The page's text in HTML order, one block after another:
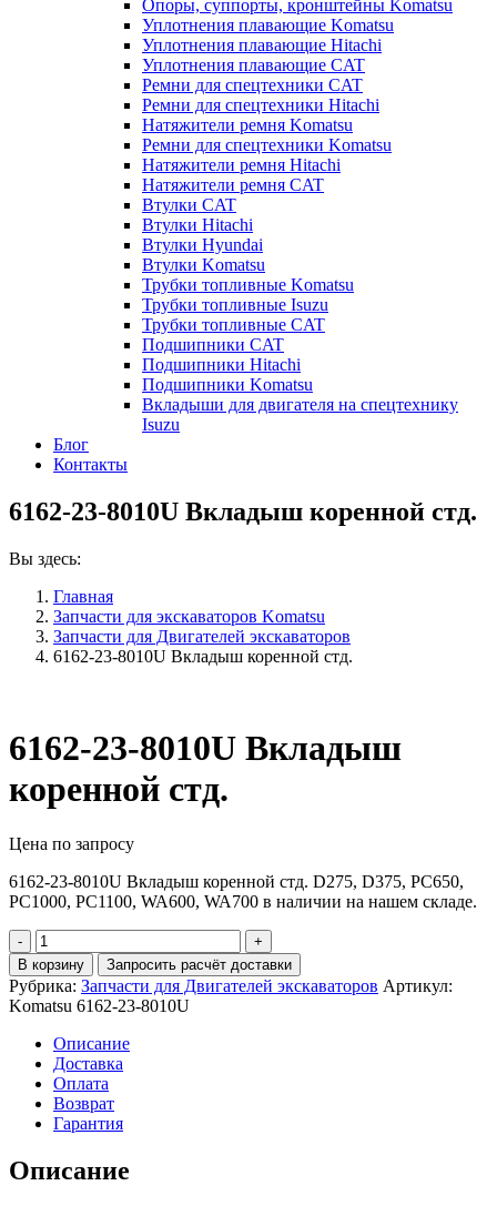
Опоры, суппорты, кронштейны Komatsu
Уплотнения плавающие Komatsu
Уплотнения плавающие Hitachi
Уплотнения плавающие CAT
Ремни для спецтехники CAT
Ремни для спецтехники Hitachi
Натяжители ремня Komatsu
Ремни для спецтехники Komatsu
Натяжители ремня Hitachi
Натяжители ремня CAT
Втулки CAT
Втулки Hitachi
Втулки Hyundai
Втулки Komatsu
Трубки топливные Komatsu
Трубки топливные Isuzu
Трубки топливные CAT
Подшипники CAT
Подшипники Hitachi
Подшипники Komatsu
Вкладыши для двигателя на спецтехнику
Isuzu
Блог
Контакты
6162-23-8010U Вкладыш коренной стд.
Вы здесь:
Главная
Запчасти для экскаваторов Komatsu
Запчасти для Двигателей экскаваторов
6162-23-8010U Вкладыш коренной стд.
6162-23-8010U Вкладыш
коренной стд.
Цена по запросу
6162-23-8010U Вкладыш коренной стд. D275, D375, PC650,
PC1000, PC1100, WA600, WA700 в наличии на нашем складе.
Количество
6162-
23-
8010U
Вкладыш
коренной
стд.
В корзину Запросить расчёт доставки
Рубрика: Запчасти для Двигателей экскаваторов Артикул:
Komatsu 6162-23-8010U
Описание
Доставка
Оплата
Возврат
Гарантия
Описание